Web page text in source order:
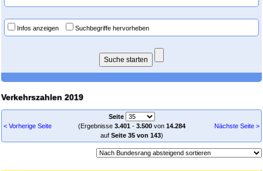
Infos anzeigen Suchbegriffe hervorheben
Verkehrszahlen 2019
< Vorherige Seite
Seite
(Ergebnisse 3.401- 3.500von 14.284
auf Seite 35 von 143)
Nächste Seite >